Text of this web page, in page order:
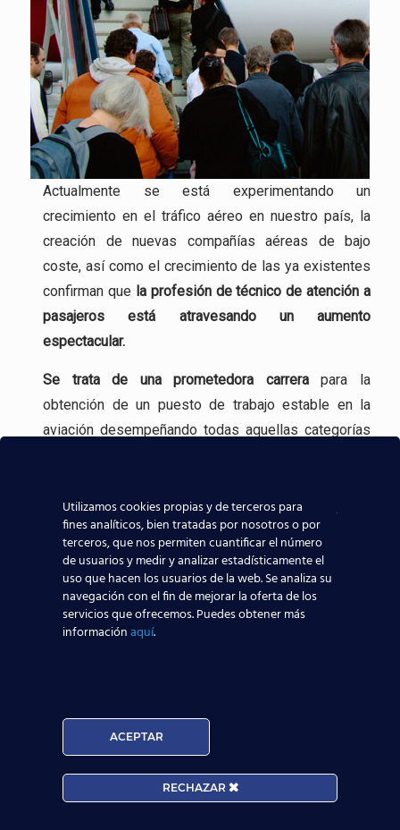
Actualmente se está experimentando un
crecimiento en el tráfico aéreo en nuestro país, la
creación de nuevas compañías aéreas de bajo
coste, así como el crecimiento de las ya existentes
confirman que la profesión de técnico de atención a
pasajeros está atravesando un aumento
espectacular.
Se trata de unaprometedora carrerapara la
obtención de un puesto de trabajo estable en la
aviación desempeñando todas aquellas categorías
aeronáutica, tenemoscontacto directo con las
compañías aeronáuticas, lo que sin duda ayudará a
que todos los alumnos de nuestros centros
aeronáuticos destaquen y consigan mejores y
mayores posibilidades reales de trabajar en el
sector aeronáutico.
Utilizamos cookies propias y de terceros para
fines analíticos, bien tratadas por nosotros o por
terceros, que nos permiten cuantificar el número
de usuarios y medir y analizar estadísticamente el
uso que hacen los usuarios de la web. Se analiza su
navegación con el fin de mejorar la oferta de los
servicios que ofrecemos. Puedes obtener más
informaciónaquí.
ACEPTAR
RECHAZAR